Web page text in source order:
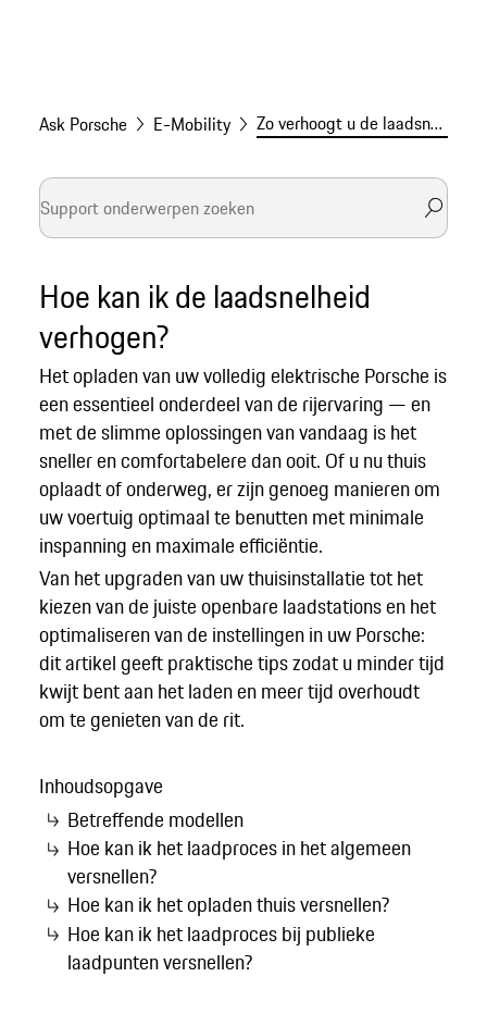
Ask Porsche E-Mobility Zo verhoogt u de laadsnelheid
Hoe kan ik de laadsnelheid
verhogen?
Het opladen van uw volledig elektrische Porsche is
een essentieel onderdeel van de rijervaring — en
met de slimme oplossingen van vandaag is het
sneller en comfortabelere dan ooit. Of u nu thuis
oplaadt of onderweg, er zijn genoeg manieren om
uw voertuig optimaal te benutten met minimale
inspanning en maximale efficiëntie.
Van het upgraden van uw thuisinstallatie tot het
kiezen van de juiste openbare laadstations en het
optimaliseren van de instellingen in uw Porsche:
dit artikel geeft praktische tips zodat u minder tijd
kwijt bent aan het laden en meer tijd overhoudt
om te genieten van de rit.
Inhoudsopgave
Betreffende modellen
Hoe kan ik het laadproces in het algemeen
versnellen?
Hoe kan ik het opladen thuis versnellen?
Hoe kan ik het laadproces bij publieke
laadpunten versnellen?